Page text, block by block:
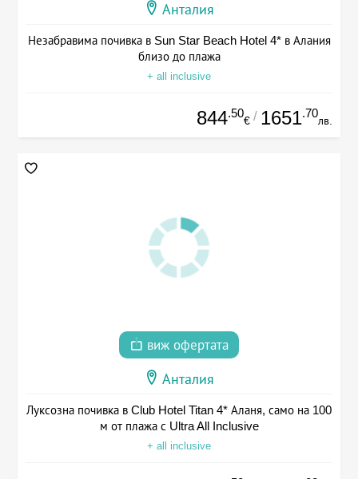
Анталия
Незабравима почивка в Sun Star Beach Hotel 4* в Алания
близо до плажа
+ all inclusive
844.50
€ / 1651.70
лв.
виж офертата
Анталия
Луксозна почивка в Club Hotel Titan 4* Аланя, само на 100
м от плажа с Ultra All Inclusive
+ all inclusive